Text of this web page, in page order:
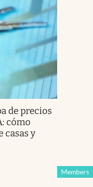
de precios
cómo
casas y
Members